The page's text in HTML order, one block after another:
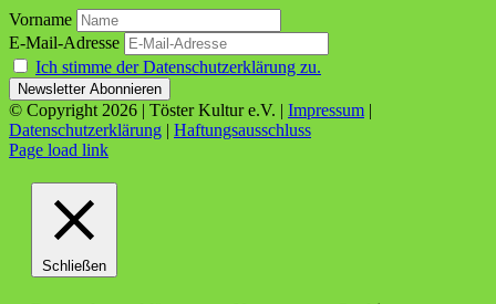
Vorname
E-Mail-Adresse
Ich stimme der Datenschutzerklärung zu.
© Copyright 2026 | Töster Kultur e.V. | Impressum |
Datenschutzerklärung | Haftungsausschluss
Facebook
X
Instagram
YouTube
Page load link
Schließen